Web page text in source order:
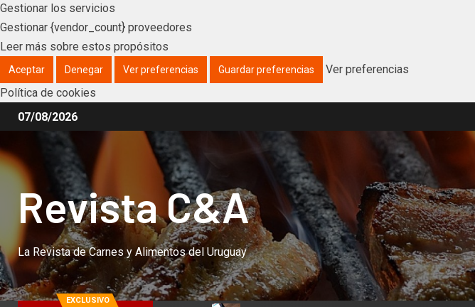
Gestionar los servicios
Gestionar {vendor_count} proveedores
Leer más sobre estos propósitos
Aceptar Denegar Ver preferencias Guardar preferencias
Ver preferencias
Política de cookies
07/08/2026
Revista C&A
La Revista de Carnes y Alimentos del Uruguay
EXCLUSIVO